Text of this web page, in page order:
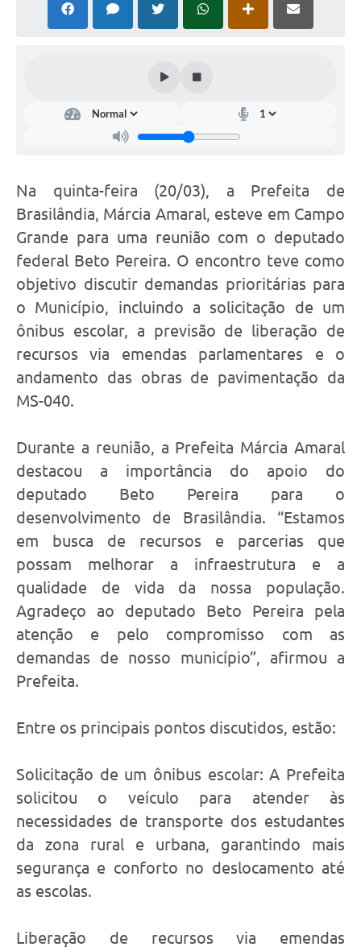
Formulário
Na quinta-feira (20/03), a Prefeita de
Brasilândia, Márcia Amaral, esteve em Campo
Grande para uma reunião com o deputado
federal Beto Pereira. O encontro teve como
objetivo discutir demandas prioritárias para
o Município, incluindo a solicitação de um
ônibus escolar, a previsão de liberação de
recursos via emendas parlamentares e o
andamento das obras de pavimentação da
MS-040.
Durante a reunião, a Prefeita Márcia Amaral
destacou a importância do apoio do
deputado Beto Pereira para o
desenvolvimento de Brasilândia. “Estamos
em busca de recursos e parcerias que
possam melhorar a infraestrutura e a
qualidade de vida da nossa população.
Agradeço ao deputado Beto Pereira pela
atenção e pelo compromisso com as
demandas de nosso município”, afirmou a
Prefeita.
Entre os principais pontos discutidos, estão:
Solicitação de um ônibus escolar: A Prefeita
solicitou o veículo para atender às
necessidades de transporte dos estudantes
da zona rural e urbana, garantindo mais
segurança e conforto no deslocamento até
as escolas.
Liberação de recursos via emendas